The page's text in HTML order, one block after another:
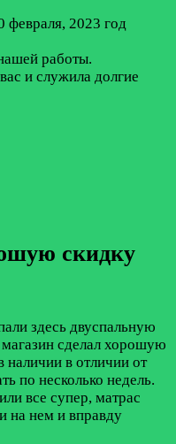
февраля, 2023 год
работы.
и служила долгие
скидку
здесь двуспальную
сделал хорошую
наличии в отличии от
по несколько недель.
все супер, матрас
на нем и вправду